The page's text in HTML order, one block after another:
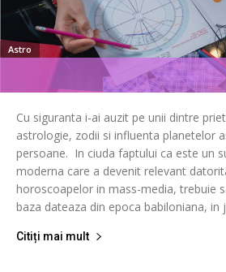
Astro
Cu siguranta i-ai auzit pe unii dintre
astrologie, zodii si influenta planetelor
persoane. In ciuda faptului ca este un
moderna care a devenit relevant
horoscoapelor in mass-media, trebuie
baza dateaza din epoca babiloniana, in
Citiți mai mult